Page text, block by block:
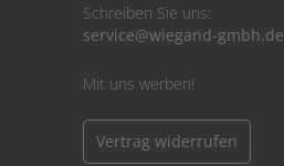
Schreiben Sie uns:
service@wiegand-gmbh.de
Mit uns werben!
Vertrag widerrufen